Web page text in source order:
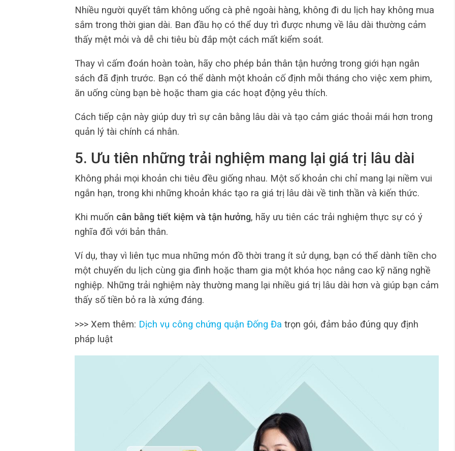
Nhiều người quyết tâm không uống cà phê ngoài hàng, không đi du lịch hay không mua
sắm trong thời gian dài. Ban đầu họ có thể duy trì được nhưng về lâu dài thường cảm
thấy mệt mỏi và dễ chi tiêu bù đắp một cách mất kiểm soát.
Thay vì cấm đoán hoàn toàn, hãy cho phép bản thân tận hưởng trong giới hạn ngân
sách đã định trước. Bạn có thể dành một khoản cố định mỗi tháng cho việc xem phim,
ăn uống cùng bạn bè hoặc tham gia các hoạt động yêu thích.
Cách tiếp cận này giúp duy trì sự cân bằng lâu dài và tạo cảm giác thoải mái hơn trong
quản lý tài chính cá nhân.
5. Ưu tiên những trải nghiệm mang lại giá trị lâu dài
Không phải mọi khoản chi tiêu đều giống nhau. Một số khoản chi chỉ mang lại niềm vui
ngắn hạn, trong khi những khoản khác tạo ra giá trị lâu dài về tinh thần và kiến thức.
Khi muốn cân bằng tiết kiệm và tận hưởng, hãy ưu tiên các trải nghiệm thực sự có ý
nghĩa đối với bản thân.
Ví dụ, thay vì liên tục mua những món đồ thời trang ít sử dụng, bạn có thể dành tiền cho
một chuyến du lịch cùng gia đình hoặc tham gia một khóa học nâng cao kỹ năng nghề
nghiệp. Những trải nghiệm này thường mang lại nhiều giá trị lâu dài hơn và giúp bạn cảm
thấy số tiền bỏ ra là xứng đáng.
>>> Xem thêm: Dịch vụ công chứng quận Đống Đa trọn gói, đảm bảo đúng quy định
pháp luật